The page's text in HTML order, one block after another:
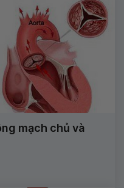
mạch chủ và